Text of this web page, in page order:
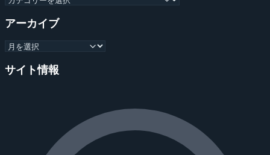
アーカイブ
サイト情報